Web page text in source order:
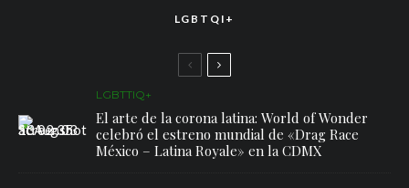
LGBTQI+
LGBTTIQ+
El arte de la corona latina: World of Wonder
celebró el estreno mundial de «Drag Race
México – Latina Royale» en la CDMX